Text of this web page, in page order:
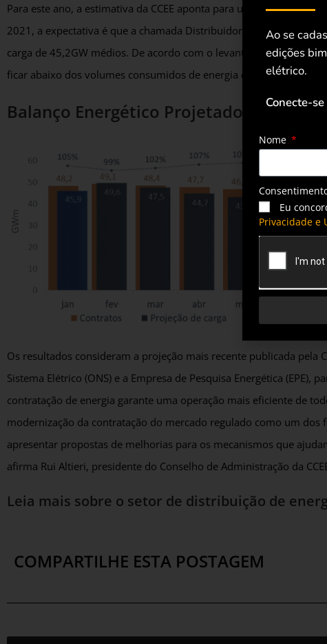
Para este ano, a estimativa da CCEE aponta para uma
2021, a expectativa é que a chamada Distribuidora Brasil conte
carga de 45,2GW médios. De acordo com o levantamento, a
ficar abaixo dos volumes consumidos de energia em 2025.
Balanço Energético Projetado para 2021
Os resultados consideram a projeção mais recente publicada pela
Sistema Elétrico (ONS) e a Empresa de Pesquisa Energética
contratação de energia garante uma operação mais eficiente de
modernização da contratação do mercado regulado como um dos
apresentar propostas de melhorias para os mecanismos que
afirma Rui Altieri, presidente do Conselho de Administração da
Leia mais sobre o setor de distribuição de
COMPARTILHE ESTA POSTAGEM
Ao se
edições
elétrico.
Conecte-
Nome
Eu
Privacidade e